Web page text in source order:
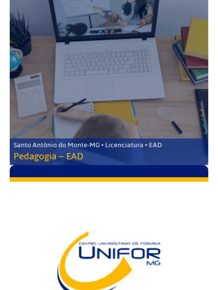
Santo Antônio do Monte-MG • Licenciatura • EAD
Pedagogia – EAD